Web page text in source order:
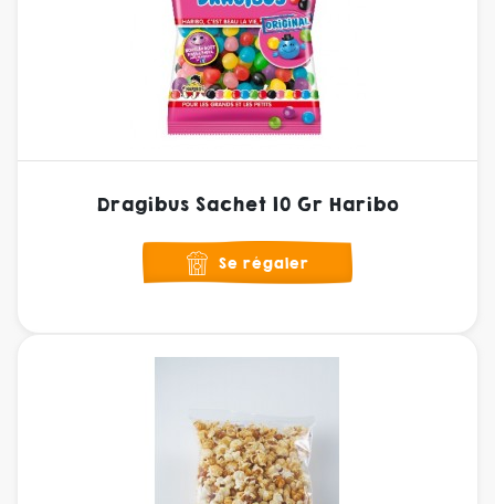
Dragibus Sachet 10 Gr Haribo
Se régaler